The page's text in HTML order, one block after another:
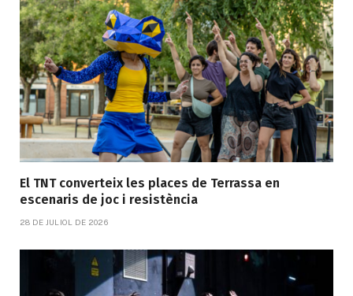
El TNT converteix les places de Terrassa en
escenaris de joc i resistència
28 DE JULIOL DE 2026